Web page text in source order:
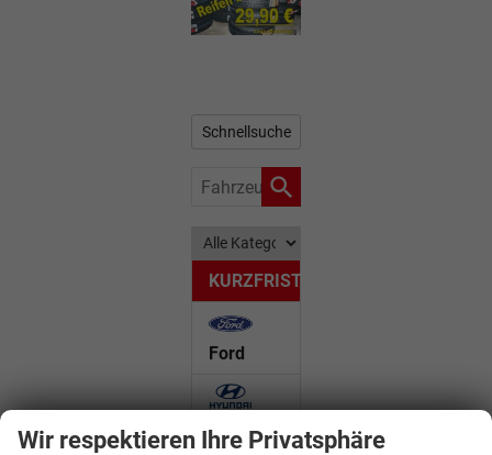
Schnellsuche
Fahrzeugnr.
KURZFRISTIG
Ford
Hyundai
Wir respektieren Ihre Privatsphäre